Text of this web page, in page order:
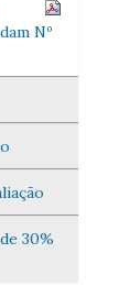
Nº
30%